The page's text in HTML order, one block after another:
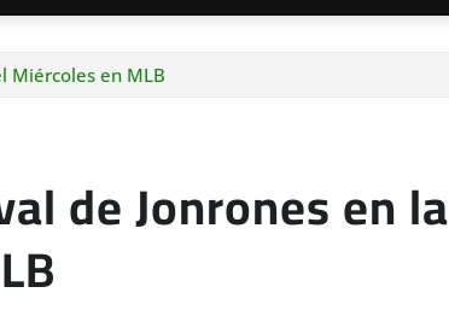
Miércoles en MLB
de Jonrones en la